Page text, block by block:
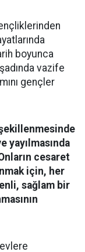
boyunca
vazife
gençler
yayılmasında
cesaret
için, her
sağlam bir